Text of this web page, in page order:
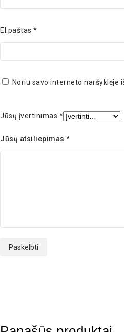
El.paštas *
Noriu savo interneto naršyklėje
Jūsų įvertinimas *
Jūsų atsiliepimas *